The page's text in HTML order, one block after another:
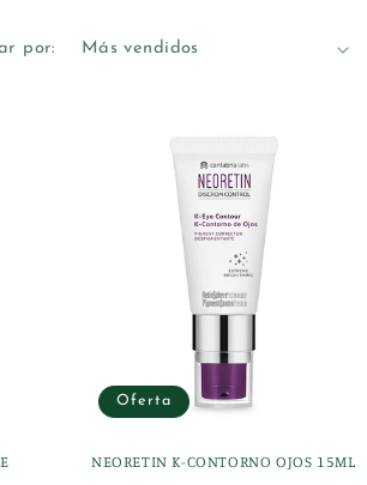
por:
Oferta
NEORETIN K-CONTORNO OJOS 15ML